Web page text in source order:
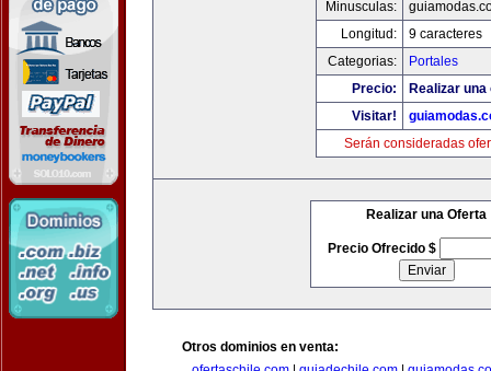
Minusculas:
Longitud:
9 caracteres
Categorias:
Portales
Precio:
Realizar
Visitar!
Serán consideradas
Realizar una Oferta
Precio Ofrecido $
Otros dominios en venta: